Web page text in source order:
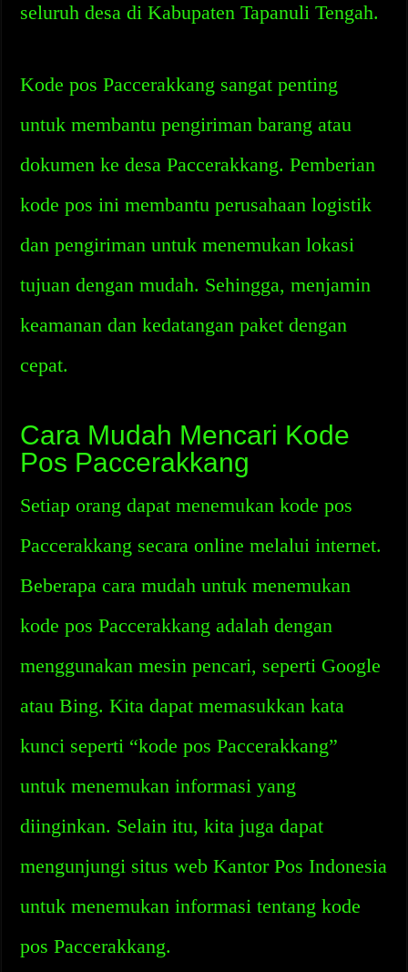
seluruh desa di Kabupaten Tapanuli Tengah.
Kode pos Paccerakkang sangat penting
untuk membantu pengiriman barang atau
dokumen ke desa Paccerakkang. Pemberian
kode pos ini membantu perusahaan logistik
dan pengiriman untuk menemukan lokasi
tujuan dengan mudah. Sehingga, menjamin
keamanan dan kedatangan paket dengan
cepat.
Cara Mudah Mencari Kode
Pos Paccerakkang
Setiap orang dapat menemukan kode pos
Paccerakkang secara online melalui internet.
Beberapa cara mudah untuk menemukan
kode pos Paccerakkang adalah dengan
menggunakan mesin pencari, seperti Google
atau Bing. Kita dapat memasukkan kata
kunci seperti “kode pos Paccerakkang”
untuk menemukan informasi yang
diinginkan. Selain itu, kita juga dapat
mengunjungi situs web Kantor Pos Indonesia
untuk menemukan informasi tentang kode
pos Paccerakkang.